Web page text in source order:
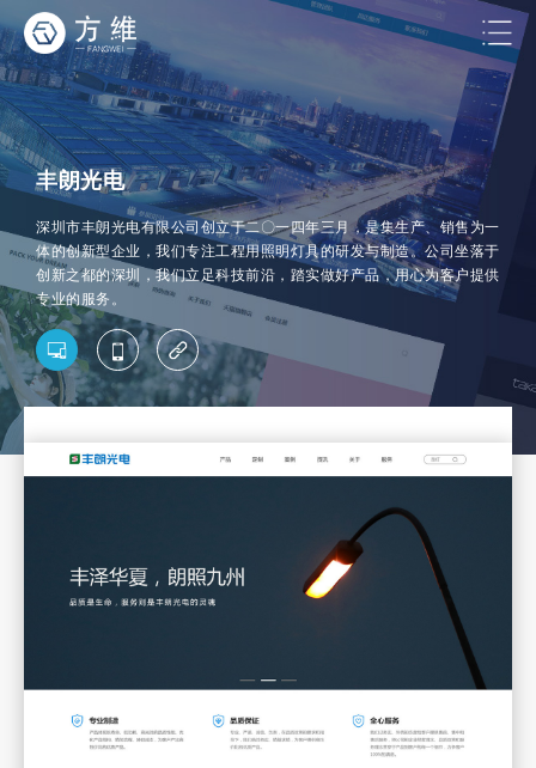
丰朗光电
深圳市丰朗光电有限公司创立于二〇一四年三月，是集生产、销售为一
体的创新型企业，我们专注工程用照明灯具的研发与制造。公司坐落于
创新之都的深圳，我们立足科技前沿，踏实做好产品，用心为客户提供
专业的服务。